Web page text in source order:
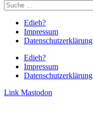
Edieh?
Impressum
Datenschutzerklärung
Edieh?
Impressum
Datenschutzerklärung
Link Mastodon